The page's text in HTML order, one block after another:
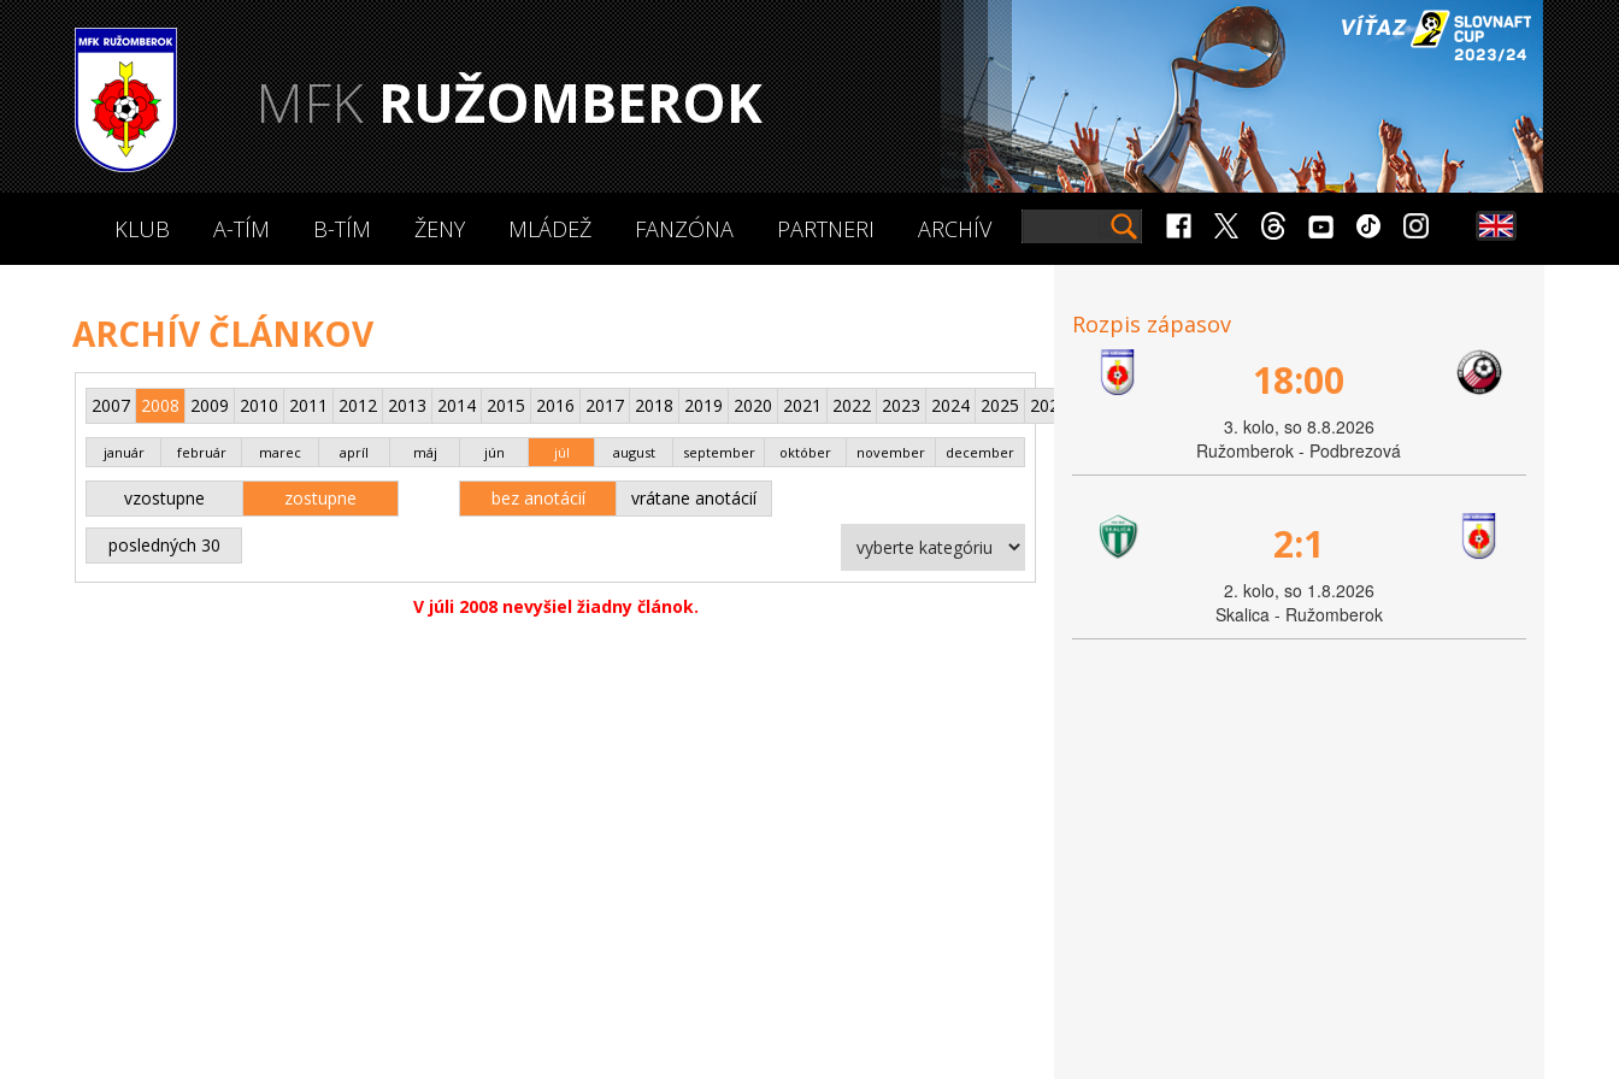
MFKRUŽOMBEROK
KLUB A-TÍM B-TÍM ŽENY MLÁDEŽ FANZÓNA PARTNERI ARCHÍV
ARCHÍV ČLÁNKOV
2007 2008 2009 2010 2011 2012 2013 2014 2015 2016 2017 2018 2019 2020 2021 2022 2023 2024 2025 2026
január február marec apríl máj jún júl august september október november december
vzostupne zostupne bez anotácií vrátane anotácií
posledných 30
V júli 2008 nevyšiel žiadny článok.
Rozpis zápasov
18:00
3. kolo, so 8.8.2026
Ružomberok - Podbrezová
2:1
2. kolo, so 1.8.2026
Skalica - Ružomberok